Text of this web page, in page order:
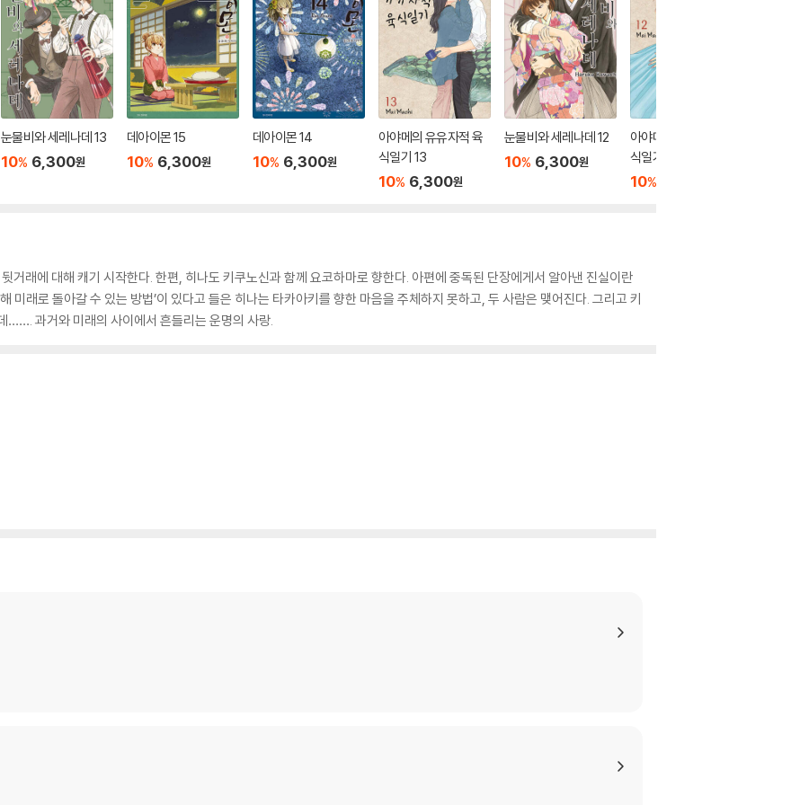
눈물비와 세레나데 13
10% 6,300원
데아이몬 15
10% 6,300원
데아이몬 14
10% 6,300원
아야메의 유유자적 육
식일기 13
10% 6,300원
눈물비와 세레나데 12
10% 6,300원
아야메의 유유자적 육
식일기 12
10%
거래에 대해 캐기 시작한다. 한편, 히나도 키쿠노신과 함께 요코하마로 향한다. 아편에 중독된 단장에게서 알아낸 진실이란
래로 돌아갈 수 있는 방법’이 있다고 들은 히나는 타카아키를 향한 마음을 주체하지 못하고, 두 사람은 맺어진다. 그리고 키
……. 과거와 미래의 사이에서 흔들리는 운명의 사랑.